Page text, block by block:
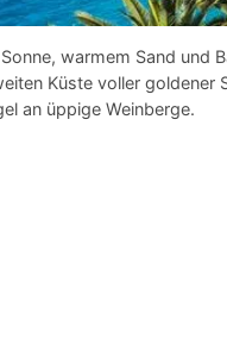
warmem Sand und
Küste voller goldener
an üppige Weinberge.